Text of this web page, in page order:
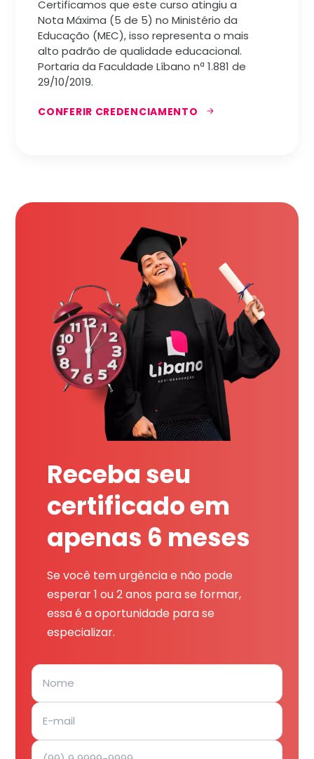
Certificamos que este curso atingiu a
Nota Máxima (5 de 5) no Ministério da
Educação (MEC), isso representa o mais
alto padrão de qualidade educacional.
Portaria da Faculdade Líbano nª 1.881 de
29/10/2019.
CONFERIR CREDENCIAMENTO
Receba seu
certificado em
apenas 6 meses
Se você tem urgência e não pode
esperar 1 ou 2 anos para se formar,
essa é a oportunidade para se
especializar.